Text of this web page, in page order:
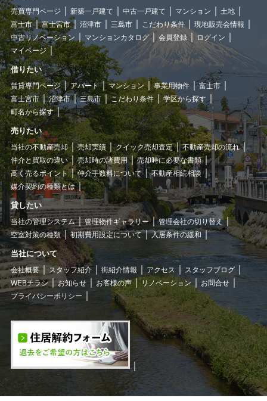
売買専門ページ 新築一戸建て 中古一戸建て マンション
土地
富士市
富士宮市 沼津市 三島市 こだわり条件
現地販売会情報
中古リノベーション
マンションカタログ 会員登録
ログイン
マイページ
借りたい
賃貸専門ページ アパート マンション 事業用物件
富士市
富士宮市
沼津市 三島市 こだわり条件
学区から探す
町名から探す
売りたい
当社の不動産売却 売却実績 クイック売却査定
不動産売却の流れ
仲介と買取の違い
売却時の諸費用
売却時に必要な書類
高く売るポイント
仲介手数料について
不動産相続相談
媒介契約の種類とは
貸したい
当社の管理システム 管理物件ギャラリー
管理会社の切り替え
空室対策の種類
初期費用設定について 入居条件の緩和
当社について
会社概要 スタッフ紹介 街紹介情報 アクセス
スタッフブログ
WEBチラシ
お知らせ お客様の声 リノベーション
お問合せ
プライバシーポリシー